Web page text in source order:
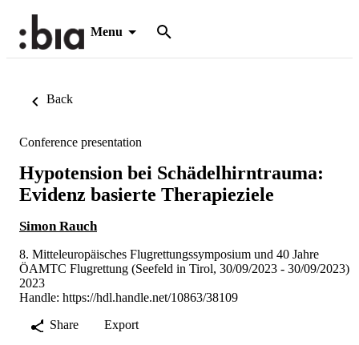
Menu
Back
Conference presentation
Hypotension bei Schädelhirntrauma:
Evidenz basierte Therapieziele
Simon Rauch
8. Mitteleuropäisches Flugrettungssymposium und 40 Jahre
ÖAMTC Flugrettung (Seefeld in Tirol, 30/09/2023 - 30/09/2023)
2023
Handle: https://hdl.handle.net/10863/38109
Share
Export